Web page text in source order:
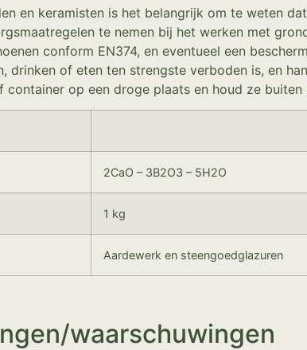
en keramisten is het belangrijk om te weten
te nemen bij het werken met
conform EN374, en eventueel een
drinken of eten ten strengste verboden is, en
op een droge plaats en houd ze buiten
2CaO – 3B2O3 – 5H2O
1 kg
Aardewerk en steengoedglazuren
waarschuwingen